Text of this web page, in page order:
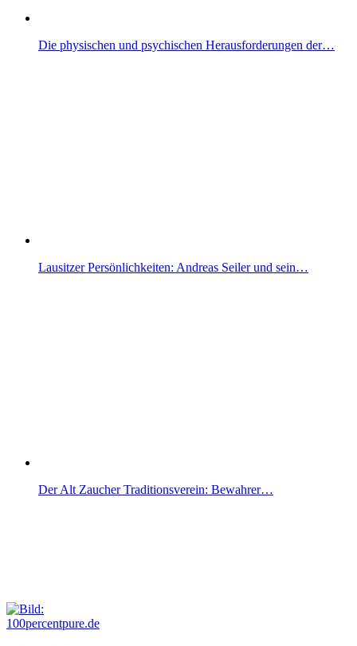
Die physischen und psychischen Herausforderungen der…
Lausitzer Persönlichkeiten: Andreas Seiler und sein…
Der Alt Zaucher Traditionsverein: Bewahrer…